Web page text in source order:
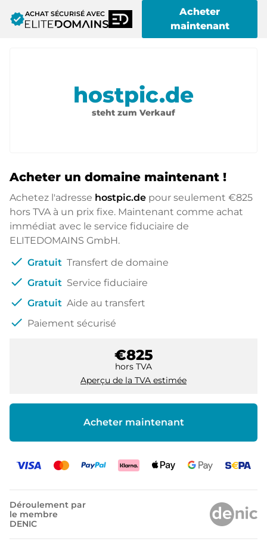
verifiedACHAT SÉCURISÉ AVEC
Acheter
maintenant
hostpic.de
steht zum Verkauf
Acheter un domaine maintenant !
Achetez l'adresse hostpic.de pour seulement €825
hors TVA à un prix fixe. Maintenant comme achat
immédiat avec le service fiduciaire de
ELITEDOMAINS GmbH.
check Gratuit Transfert de domaine
check Gratuit Service fiduciaire
check Gratuit Aide au transfert
check Paiement sécurisé
€825
hors TVA
Aperçu de la TVA estimée
Acheter maintenant
Déroulement par
le membre
DENIC